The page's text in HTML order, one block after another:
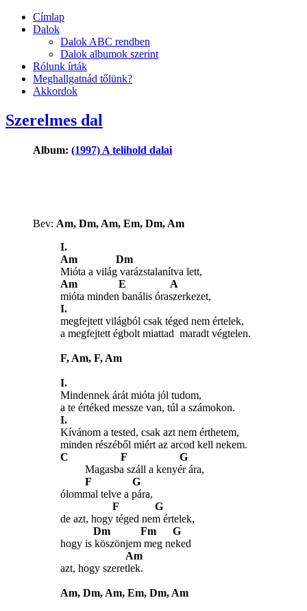
Címlap
Dalok
Dalok ABC rendben
Dalok albumok szerint
Rólunk írták
Meghallgatnád tőlünk?
Akkordok
Szerelmes dal
Album: (1997) A telihold dalai
Bev: Am, Dm, Am, Em, Dm, Am
I.
Am Dm
Mióta a világ varázstalanítva lett,
Am E A
mióta minden banális óraszerkezet,
I.
megfejtett világból csak téged nem értelek,
a megfejtett égbolt miattad maradt végtelen.
F, Am, F, Am
I.
Mindennek árát mióta jól tudom,
a te értéked messze van, túl a számokon.
I.
Kívánom a tested, csak azt nem érthetem,
minden részéből miért az arcod kell nekem.
C F G
Magasba száll a kenyér ára,
F G
ólommal telve a pára,
F G
de azt, hogy téged nem értelek,
Dm
Fm G
hogy is köszönjem meg neked
Am
azt, hogy szeretlek.
Am, Dm, Am, Em, Dm, Am